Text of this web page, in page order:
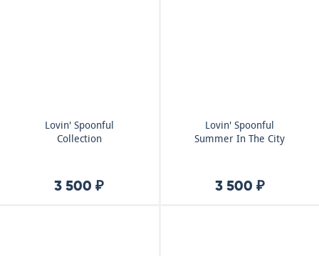
Lovin' Spoonful
Collection
3 500 ₽
Lovin' Spoonful
Summer In The City
3 500 ₽